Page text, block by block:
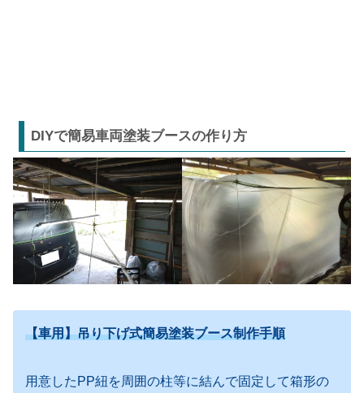
DIYで簡易車両塗装ブースの作り方
【車用】吊り下げ式簡易塗装ブース制作手順
用意したPP紐を周囲の柱等に結んで固定して箱形の